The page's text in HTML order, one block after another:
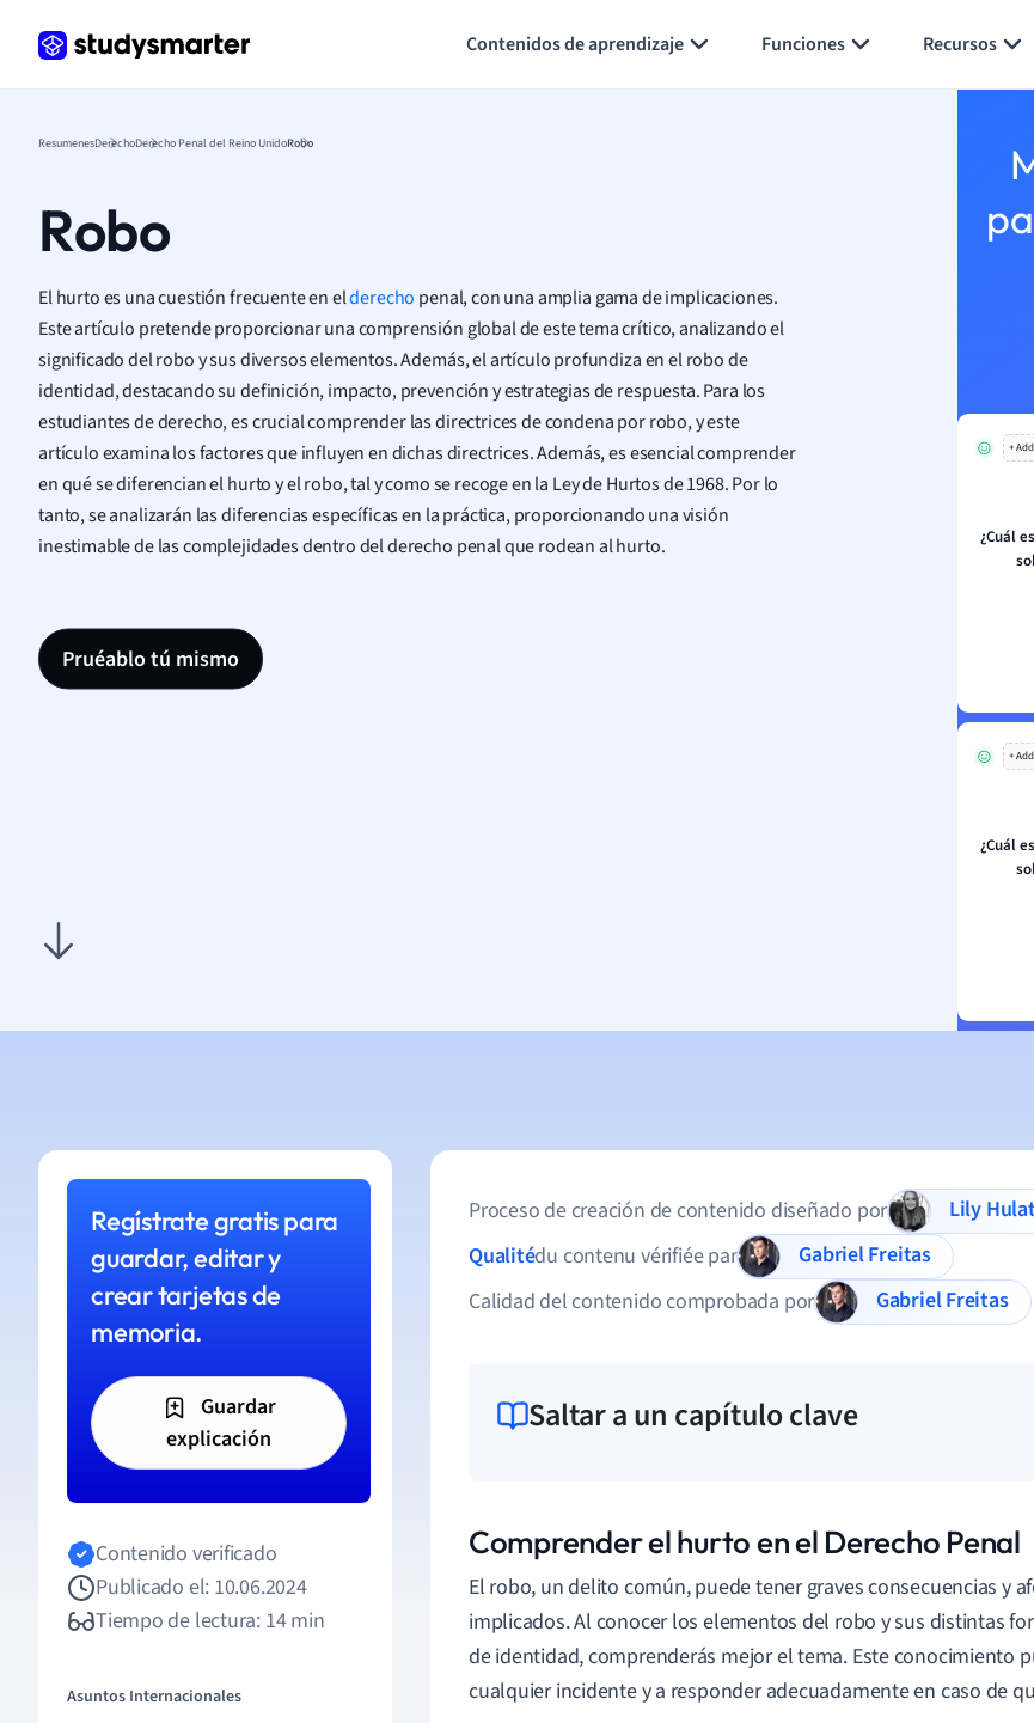
Contenidos de aprendizaje Funciones Recursos
ResumenesDerechoDerecho Penal del Reino UnidoRobo
Robo
El hurto es una cuestión frecuente en elderecho penal, con una amplia gama de implicaciones.
Este artículo pretende proporcionar una comprensión global de este tema crítico, analizando el
significado del robo y sus diversos elementos. Además, el artículo profundiza en el robo de
identidad, destacando su definición, impacto, prevención y estrategias de respuesta. Para los
estudiantes de derecho, es crucial comprender las directrices de condena por robo, y este
artículo examina los factores que influyen en dichas directrices. Además, es esencial comprender
en qué se diferencian el hurto y el robo, tal y como se recoge en la Ley de Hurtos de 1968. Por lo
tanto, se analizarán las diferencias específicas en la práctica, proporcionando una visión
inestimable de las complejidades dentro del derecho penal que rodean al hurto.
Pruéablo tú mismo
+
¿Cuál
+
¿Cuál
Regístrate gratis para
guardar, editar y
crear tarjetas de
memoria.
Guardar
explicación
Contenido verificado
Publicado el: 10.06.2024
Tiempo de lectura: 14 min
Asuntos Internacionales
Proceso de creación de contenido diseñado por
Lily
Qualitédu contenu vérifiée par
Gabriel Freitas
Calidad del contenido comprobada por
Gabriel Freitas
Saltar a un capítulo clave
Comprender el hurto en el Derecho Penal
El robo, un delito común, puede tener graves consecuencias y
implicados. Al conocer los elementos del robo y sus distintas
de identidad, comprenderás mejor el tema. Este conocimiento
cualquier incidente y a responder adecuadamente en caso de